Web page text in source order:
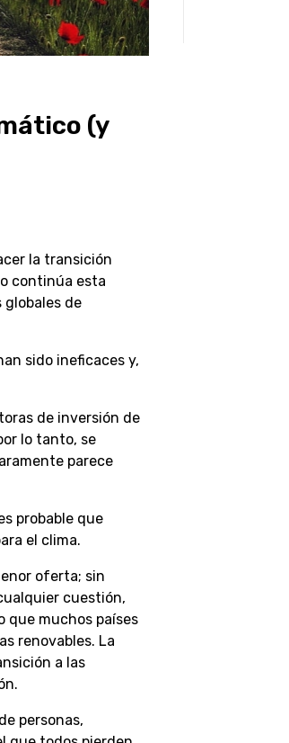
(y
la transición
continúa esta
globales de
sido ineficaces y,
de inversión de
lo tanto, se
parece
probable que
el clima.
oferta; sin
cuestión,
que muchos países
renovables. La
a las
personas,